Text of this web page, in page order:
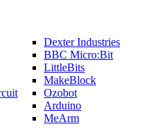
Dexter Industries
BBC Micro:Bit
LittleBits
MakeBlock
Ozobot
Arduino
MeArm